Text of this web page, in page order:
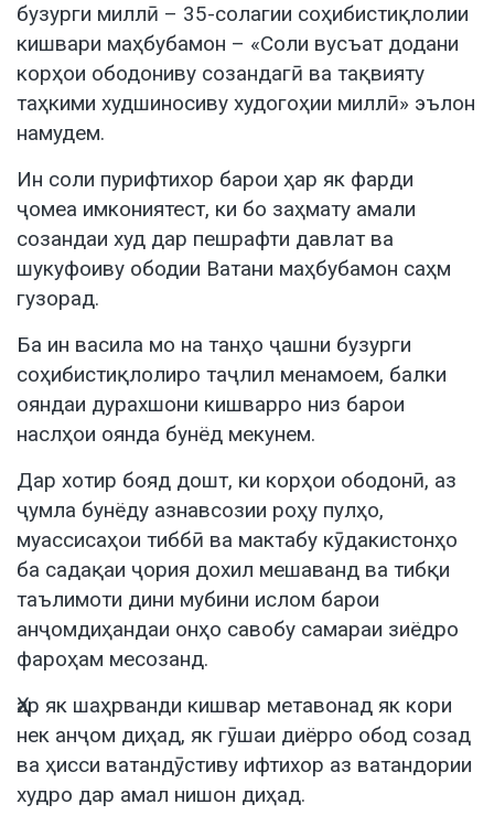
бузурги миллӣ – 35-солагии соҳибистиқлолии
кишвари маҳбубамон – «Соли вусъат додани
корҳои ободониву созандагӣ ва тақвияту
таҳкими худшиносиву худогоҳии миллӣ» эълон
намудем.
Ин соли пурифтихор барои ҳар як фарди
ҷомеа имкониятест, ки бо заҳмату амали
созандаи худ дар пешрафти давлат ва
шукуфоиву ободии Ватани маҳбубамон саҳм
гузорад.
Ба ин васила мо на танҳо ҷашни бузурги
соҳибистиқлолиро таҷлил менамоем, балки
ояндаи дурахшони кишварро низ барои
наслҳои оянда бунёд мекунем.
Дар хотир бояд дошт, ки корҳои ободонӣ, аз
ҷумла бунёду азнавсозии роҳу пулҳо,
муассисаҳои тиббӣ ва мактабу кӯдакистонҳо
ба садақаи ҷория дохил мешаванд ва тибқи
таълимоти дини мубини ислом барои
анҷомдиҳандаи онҳо савобу самараи зиёдро
фароҳам месозанд.
Ҳар як шаҳрванди кишвар метавонад як кори
нек анҷом диҳад, як гӯшаи диёрро обод созад
ва ҳисси ватандӯстиву ифтихор аз ватандории
худро дар амал нишон диҳад.